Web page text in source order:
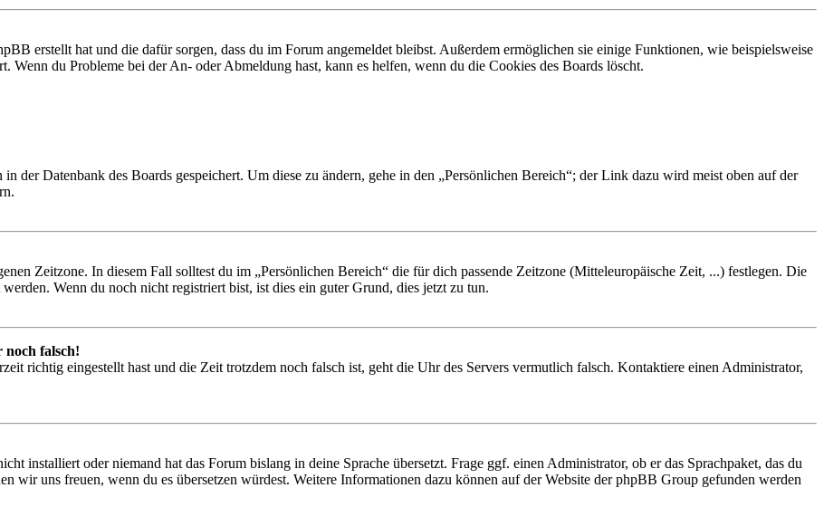
erstellt hat und die dafür sorgen, dass du im Forum angemeldet bleibst. Außerdem ermöglichen sie einige Funktionen, wie beispielsweise
Wenn du Probleme bei der An- oder Abmeldung hast, kann es helfen, wenn du die Cookies des Boards löscht.
der Datenbank des Boards gespeichert. Um diese zu ändern, gehe in den „Persönlichen Bereich“; der Link dazu wird meist oben auf der
Zeitzone. In diesem Fall solltest du im „Persönlichen Bereich“ die für dich passende Zeitzone (Mitteleuropäische Zeit, ...) festlegen. Die
Wenn du noch nicht registriert bist, ist dies ein guter Grund, dies jetzt zu tun.
noch falsch!
richtig eingestellt hast und die Zeit trotzdem noch falsch ist, geht die Uhr des Servers vermutlich falsch. Kontaktiere einen Administrator,
installiert oder niemand hat das Forum bislang in deine Sprache übersetzt. Frage ggf. einen Administrator, ob er das Sprachpaket, das du
wir uns freuen, wenn du es übersetzen würdest. Weitere Informationen dazu können auf der Website der phpBB Group gefunden werden